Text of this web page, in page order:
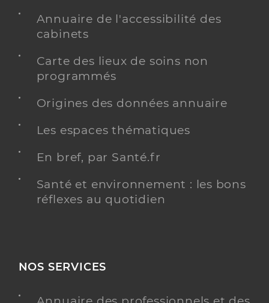
Annuaire de l'accessibilité des
cabinets
Carte des lieux de soins non
programmés
Origines des données annuaire
Les espaces thématiques
En bref, par Santé.fr
Santé et environnement : les bons
réflexes au quotidien
NOS SERVICES